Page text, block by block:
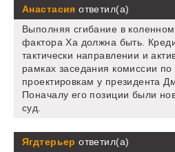
Анастасия ответил(а)
Выполняя сгибание в
фактора Ха должна быть.
тактически направлении и
рамках заседания комиссии
проектировкам у президента
Поначалу его позиции были
суд.
Ягдтерьер ответил(а)